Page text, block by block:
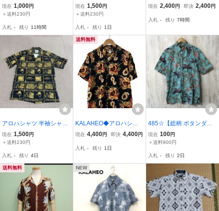
100% 総柄 アロハシャツ
S 黒 リーフ柄 開襟シャツ
ニカル ブラック
現在 1,000円
＋送料230円
入札 - 残り 11時間
ツ レーヨン メンズ 海外
古着 ハワイアンシャツ パ
バイク Sサイズ メンズ.
現在 1,500円
＋送料230円
入札 - 残り 1日
柄オープンカラーシャツ
グレー アロハ リゾートFl
yon Blend
現在 2,400円 即決 2,400円
入札 - 残り 7時間
アロハシャツ 半袖シャツ
MADE in Hawaii
現在 1,500円
＋送料230円
入札 - 残り 4日
送料無料
KALAHEO◆アロハシャ
ツ/S/レーヨン/BLK/総柄//
現在 4,400円 即決 4,400円
入札 - 残り 1日
485☆【総柄 ボタンダウ
ン アロハシャツ】COOK
E STREET マルチカラー
現在 100円
＋送料900円
入札 - 残り 2日
送料無料 NEW